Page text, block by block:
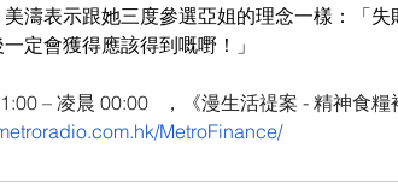
濤表示跟她三度參選亞姐的理念一樣：「
定會獲得應該得到嘅嘢！」
– 凌晨 00:00   ，《漫生活禔案 - 精神食
MetroFinance/